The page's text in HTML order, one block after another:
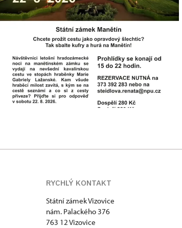
RYCHLÝ KONTAKT
Státní zámek Vizovice
nám. Palackého 376
763 12 Vizovice